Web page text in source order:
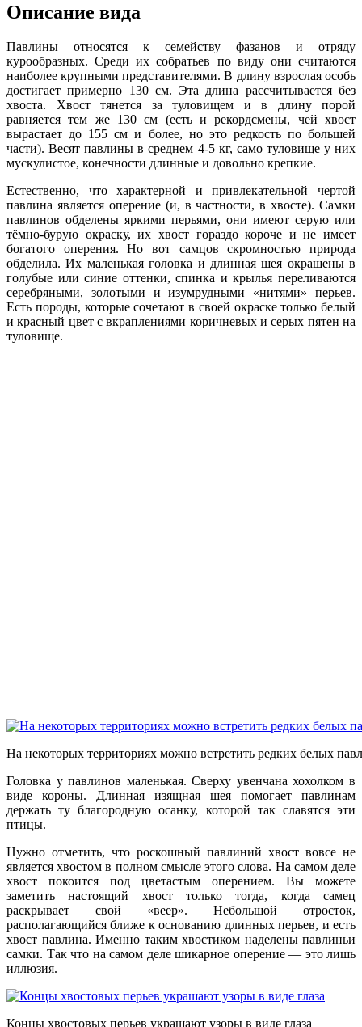
Описание вида
Павлины относятся к семейству фазанов и отряду
курообразных. Среди их собратьев по виду они считаются
наиболее крупными представителями. В длину взрослая особь
достигает примерно 130 см. Эта длина рассчитывается без
хвоста. Хвост тянется за туловищем и в длину порой
равняется тем же 130 см (есть и рекордсмены, чей хвост
вырастает до 155 см и более, но это редкость по большей
части). Весят павлины в среднем 4-5 кг, само туловище у них
мускулистое, конечности длинные и довольно крепкие.
Естественно, что характерной и привлекательной чертой
павлина является оперение (и, в частности, в хвосте). Самки
павлинов обделены яркими перьями, они имеют серую или
тёмно-бурую окраску, их хвост гораздо короче и не имеет
богатого оперения. Но вот самцов скромностью природа
обделила. Их маленькая головка и длинная шея окрашены в
голубые или синие оттенки, спинка и крылья переливаются
серебряными, золотыми и изумрудными «нитями» перьев.
Есть породы, которые сочетают в своей окраске только белый
и красный цвет с вкраплениями коричневых и серых пятен на
туловище.
На некоторых территориях можно встретить редких белых
Головка у павлинов маленькая. Сверху увенчана хохолком в
виде короны. Длинная изящная шея помогает павлинам
держать ту благородную осанку, которой так славятся эти
птицы.
Нужно отметить, что роскошный павлиний хвост вовсе не
является хвостом в полном смысле этого слова. На самом деле
хвост покоится под цветастым оперением. Вы можете
заметить настоящий хвост только тогда, когда самец
раскрывает свой «веер». Небольшой отросток,
располагающийся ближе к основанию длинных перьев, и есть
хвост павлина. Именно таким хвостиком наделены павлиньи
самки. Так что на самом деле шикарное оперение — это лишь
иллюзия.
Концы хвостовых перьев украшают узоры в виде глаза